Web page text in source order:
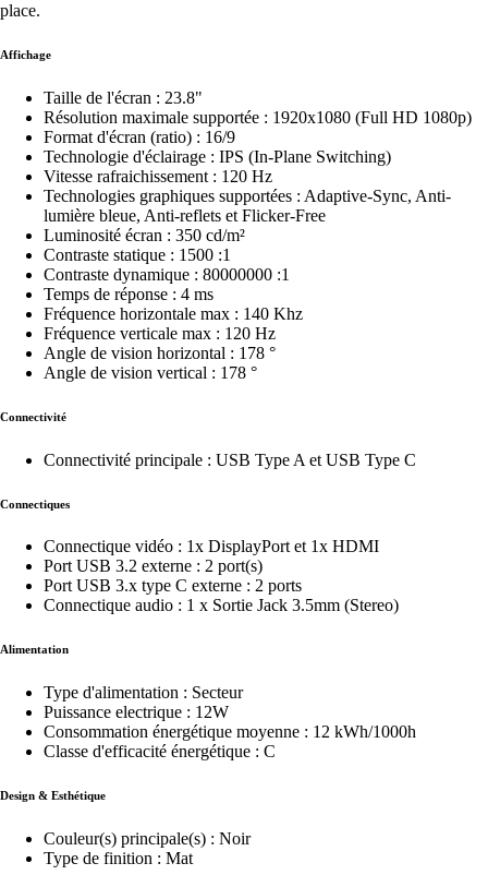
place.
Affichage
Taille de l'écran : 23.8"
Résolution maximale supportée : 1920x1080 (Full HD 1080p)
Format d'écran (ratio) : 16/9
Technologie d'éclairage : IPS (In-Plane Switching)
Vitesse rafraichissement : 120 Hz
Technologies graphiques supportées : Adaptive-Sync, Anti-
lumière bleue, Anti-reflets et Flicker-Free
Luminosité écran : 350 cd/m²
Contraste statique : 1500 :1
Contraste dynamique : 80000000 :1
Temps de réponse : 4 ms
Fréquence horizontale max : 140 Khz
Fréquence verticale max : 120 Hz
Angle de vision horizontal : 178 °
Angle de vision vertical : 178 °
Connectivité
Connectivité principale : USB Type A et USB Type C
Connectiques
Connectique vidéo : 1x DisplayPort et 1x HDMI
Port USB 3.2 externe : 2 port(s)
Port USB 3.x type C externe : 2 ports
Connectique audio : 1 x Sortie Jack 3.5mm (Stereo)
Alimentation
Type d'alimentation : Secteur
Puissance electrique : 12W
Consommation énergétique moyenne : 12 kWh/1000h
Classe d'efficacité énergétique : C
Design & Esthétique
Couleur(s) principale(s) : Noir
Type de finition : Mat